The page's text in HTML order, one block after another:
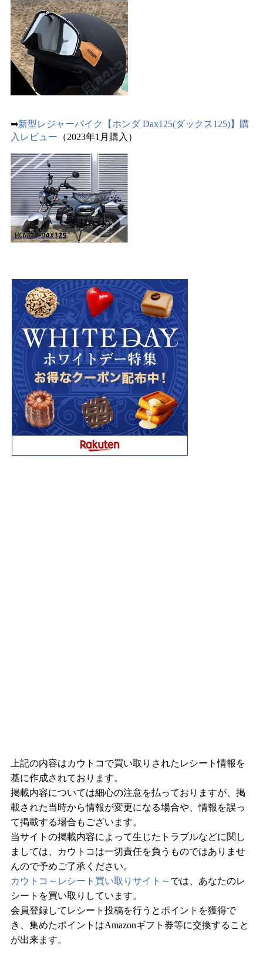
➡新型レジャーバイク【ホンダ Dax125(ダックス125)】購
入レビュー （2023年1月購入）
上記の内容はカウトコで買い取りされたレシート情報を
基に作成されております。
掲載内容については細心の注意を払っておりますが、掲
載された当時から情報が変更になる場合や、情報を誤っ
て掲載する場合もございます。
当サイトの掲載内容によって生じたトラブルなどに関し
ましては、カウトコは一切責任を負うものではありませ
んので予めご了承ください。
カウトコ～レシート買い取りサイト～ では、あなたのレ
シートを買い取りしています。
会員登録してレシート投稿を行うとポイントを獲得で
き、集めたポイントはAmazonギフト券等に交換すること
が出来ます。